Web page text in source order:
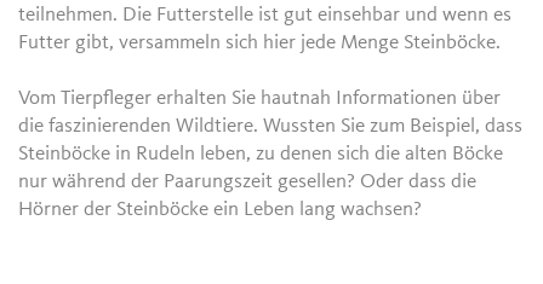
teilnehmen. Die Futterstelle ist gut einsehbar und wenn es
Futter gibt, versammeln sich hier jede Menge Steinböcke.
Vom Tierpfleger erhalten Sie hautnah Informationen über
die faszinierenden Wildtiere. Wussten Sie zum Beispiel, dass
Steinböcke in Rudeln leben, zu denen sich die alten Böcke
nur während der Paarungszeit gesellen? Oder dass die
Hörner der Steinböcke ein Leben lang wachsen?